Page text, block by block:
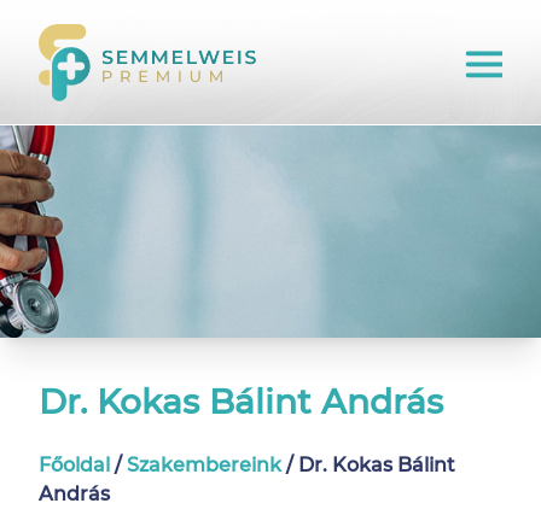
Dr. Kokas Bálint András
Főoldal / Szakembereink /Dr. Kokas Bálint
András